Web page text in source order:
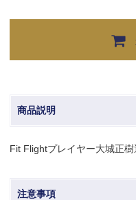
商品説明
Fit Flightプレイヤー大城正
注意事項